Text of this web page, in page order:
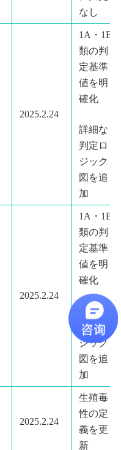
なし
2025.2.24
1A・1B
類の判
定基準
値を明
確化
詳細な
判定ロ
ジック
図を追
加
2025.2.24
1A・1B
類の判
定基準
値を明
確化
詳細な
判定ロ
ジック
図を追
加
2025.2.24
生殖毒
性の定
義を更
新